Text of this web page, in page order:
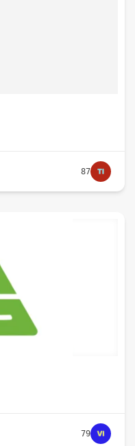
87
79